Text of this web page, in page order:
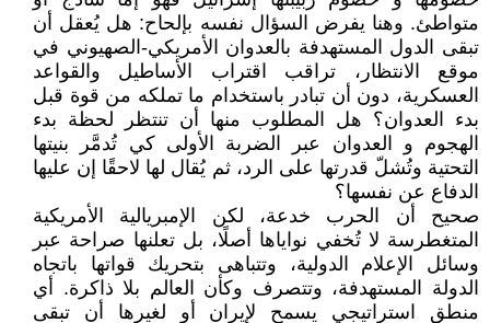
متواطئ. وهنا يفرض السؤال نفسه بإلحاح: هل يُعقل أن
تبقى الدول المستهدفة بالعدوان الأمريكي-الصهيوني في
موقع الانتظار، تراقب اقتراب الأساطيل والقواعد
العسكرية، دون أن تبادر باستخدام ما تملكه من قوة قبل
بدء العدوان؟ هل المطلوب منها أن تنتظر لحظة بدء
الهجوم و العدوان عبر الضربة الأولى كي تُدمَّر بنيتها
التحتية وتُشلّ قدرتها على الرد، ثم يُقال لها لاحقًا إن عليها
الدفاع عن نفسها؟
صحيح أن الحرب خدعة، لكن الإمبريالية الأمريكية
المتغطرسة لا تُخفي نواياها أصلًا، بل تعلنها صراحة عبر
وسائل الإعلام الدولية، وتتباهى بتحريك قواتها باتجاه
الدولة المستهدفة، وتتصرف وكأن العالم بلا ذاكرة. أي
منطق استراتيجي يسمح لإيران أو لغيرها أن تبقى